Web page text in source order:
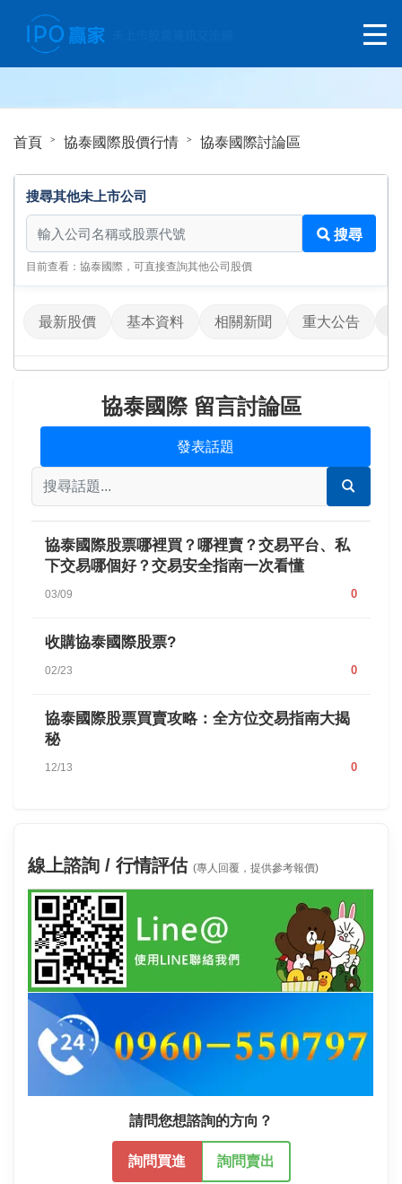
首頁 協泰國際股價行情 協泰國際討論區
搜尋其他未上市公司
搜尋其他未上市公司
搜尋
目前查看：協泰國際，可直接查詢其他公司股價
最新股價 基本資料 相關新聞 重大公告
協泰國際 留言討論區
發表話題
協泰國際股票哪裡買？哪裡賣？交易平台、私
下交易哪個好？交易安全指南一次看懂
03/09 0
收購協泰國際股票?
02/23 0
協泰國際股票買賣攻略：全方位交易指南大揭
秘
12/13 0
線上諮詢 / 行情評估 (專人回覆，提供參考報價)
請問您想諮詢的方向？
詢問買進 詢問賣出